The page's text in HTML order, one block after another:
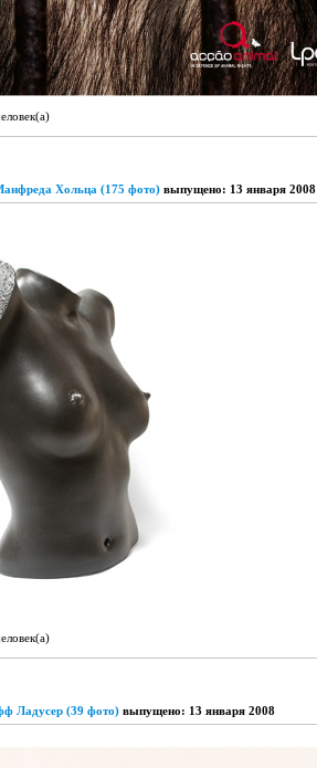
Хольца (175 фото) выпущено: 13 января 2008
Ладусер (39 фото) выпущено: 13 января 2008